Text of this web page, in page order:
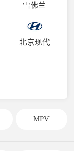
雪佛兰
北京现代
MPV